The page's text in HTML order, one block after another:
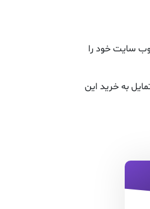
سایت خود را
به خرید این